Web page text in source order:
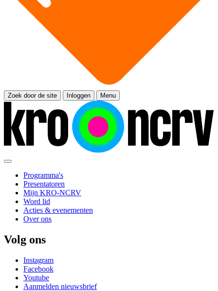
Zoek door de site Inloggen Menu
Programma's
Presentatoren
Mijn KRO-NCRV
Word lid
Acties & evenementen
Over ons
Volg ons
Instagram
Facebook
Youtube
Aanmelden nieuwsbrief